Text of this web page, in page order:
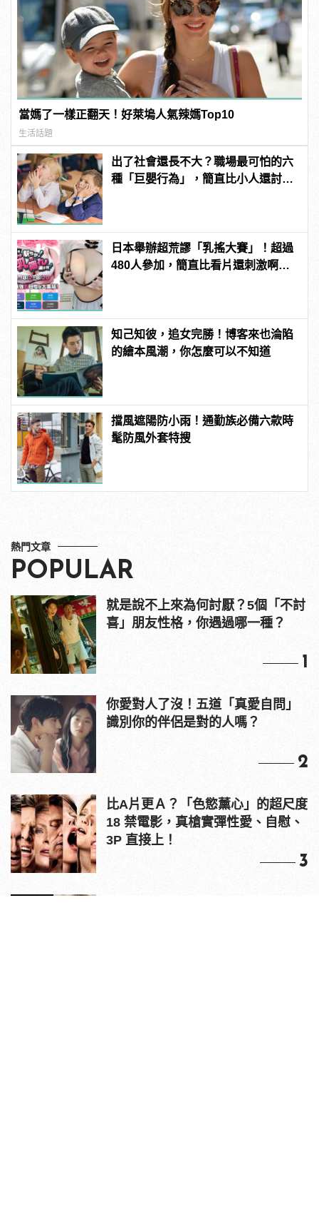
當媽了一樣正翻天！好萊塢人氣辣媽Top10
生活話題
出了社會還長不大？職場最可怕的六
種「巨嬰行為」，簡直比小人還討
日本舉辦超荒謬「乳搖大賽」！超過
480人參加，簡直比看片還刺激啊！ |
知己知彼，追女完勝！博客來也淪陷
的繪本風潮，你怎麼可以不知道
擋風遮陽防小雨！通勤族必備六款時
髦防風外套特搜
熱門文章
POPULAR
就是說不上來為何討厭？5個「不討
喜」朋友性格，你遇過哪一種？
1
你愛對人了沒！五道「真愛自問」
識別你的伴侶是對的人嗎？
2
比A片更Ａ？「色慾薰心」的超尺度
18 禁電影，真槍實彈性愛、自慰、
3P 直接上！
3